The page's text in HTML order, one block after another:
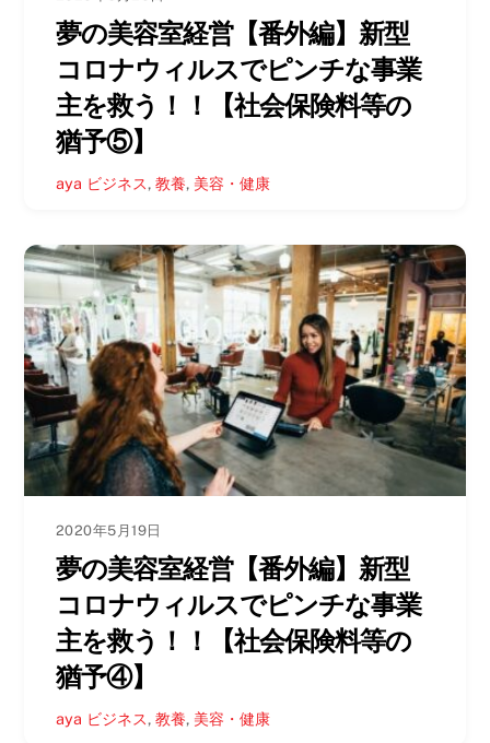
夢の美容室経営【番外編】新型
コロナウィルスでピンチな事業
主を救う！！【社会保険料等の
猶予⑤】
aya ビジネス, 教養, 美容・健康
2020年5月19日
夢の美容室経営【番外編】新型
コロナウィルスでピンチな事業
主を救う！！【社会保険料等の
猶予④】
aya ビジネス, 教養, 美容・健康